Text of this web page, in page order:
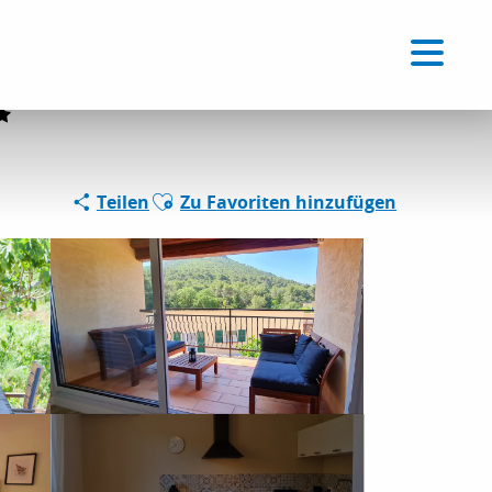
TeilenAjouter aux favoris
Zu Favoriten hinzufügen